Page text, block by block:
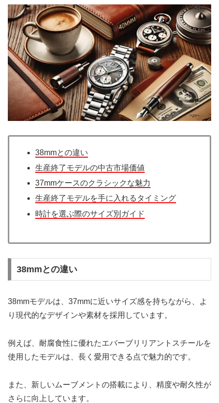
38mmとの違い
生産終了モデルの中古市場価値
37mmケースのクラシックな魅力
生産終了モデルを手に入れるタイミング
時計を選ぶ際のサイズ別ガイド
38mmとの違い
38mmモデルは、37mmに近いサイズ感を持ちながら、よ
り現代的なデザインや素材を採用しています。
例えば、耐腐食性に優れたエバーブリリアントスチールを
使用したモデルは、長く愛用できる点で魅力的です。
また、新しいムーブメントの搭載により、精度や耐久性が
さらに向上しています。